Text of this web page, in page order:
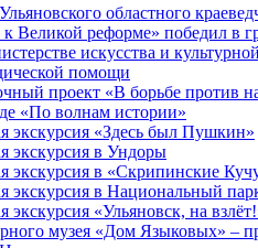
областного
к Великой реформе» победил в
искусства и
помощи
проект «В борьбе против
«По волнам истории»
экскурсия «Здесь был Пушкин»
экскурсия в Ундоры
экскурсия в «Скрипинские
экскурсия в Национальный
экскурсия «Ульяновск, на
музея «Дом Языковых» –